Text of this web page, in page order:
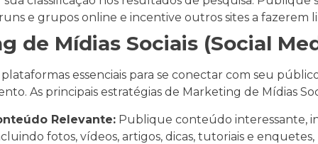
e grupos online e incentive outros sites a fazerem
de Mídias Sociais (Social
plataformas essenciais para se conectar com seu
As principais estratégias de Marketing de Mídias
Relevante: Publique conteúdo interessante,
fotos, vídeos, artigos, dicas, tutoriais e